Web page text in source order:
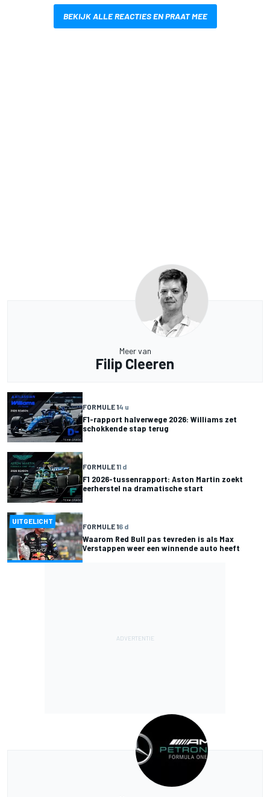
BEKIJK ALLE REACTIES EN PRAAT MEE
Meer van
Filip Cleeren
FORMULE 14 u
F1-rapport halverwege 2026: Williams zet
schokkende stap terug
FORMULE 11 d
F1 2026-tussenrapport: Aston Martin zoekt
eerherstel na dramatische start
UITGELICHT
FORMULE 16 d
Waarom Red Bull pas tevreden is als Max
Verstappen weer een winnende auto heeft